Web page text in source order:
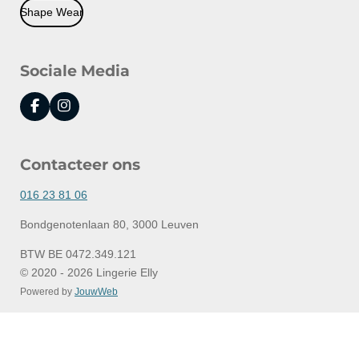
Shape Wear
Sociale Media
F
a
b
o
k
I
n
a
r
a
Contacteer ons
016 23 81 06
Bondgenotenlaan 80, 3000 Leuven
BTW BE 0472.349.121
© 2020 - 2026 Lingerie Elly
Powered by JouwWeb